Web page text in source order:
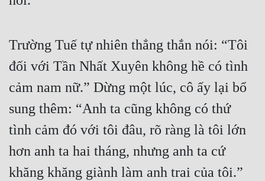
Tiên Hiệp
Tiểu Thuyết
Trinh Thám
Triều Đấu
Trùng Sinh
Trọng Sinh
Trường Tuế tự nhiên thẳng thắn nói: “Tôi
đối với Tần Nhất Xuyên không hề có tình
cảm nam nữ.” Dừng một lúc, cô ấy lại bổ
sung thêm: “Anh ta cũng không có thứ
tình cảm đó với tôi đâu, rõ ràng là tôi lớn
hơn anh ta hai tháng, nhưng anh ta cứ
khăng khăng giành làm anh trai của tôi.”